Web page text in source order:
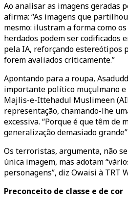
Ao analisar as imagens geradas
afirma: “As imagens que
mesmo: ilustram a forma como
herdados podem ser codificados
pela IA, reforçando estereótipos
forem avaliados criticamente.”
Apontando para a roupa,
importante político muçulmano
Majlis-e-Ittehadul Muslimeen
representação, chamando-lhe
excessiva. “Porque é que têm de
generalização demasiado
Os terroristas, argumenta, não
única imagem, mas adotam
personagens”, diz Owaisi à TRT
Preconceito de classe e de cor